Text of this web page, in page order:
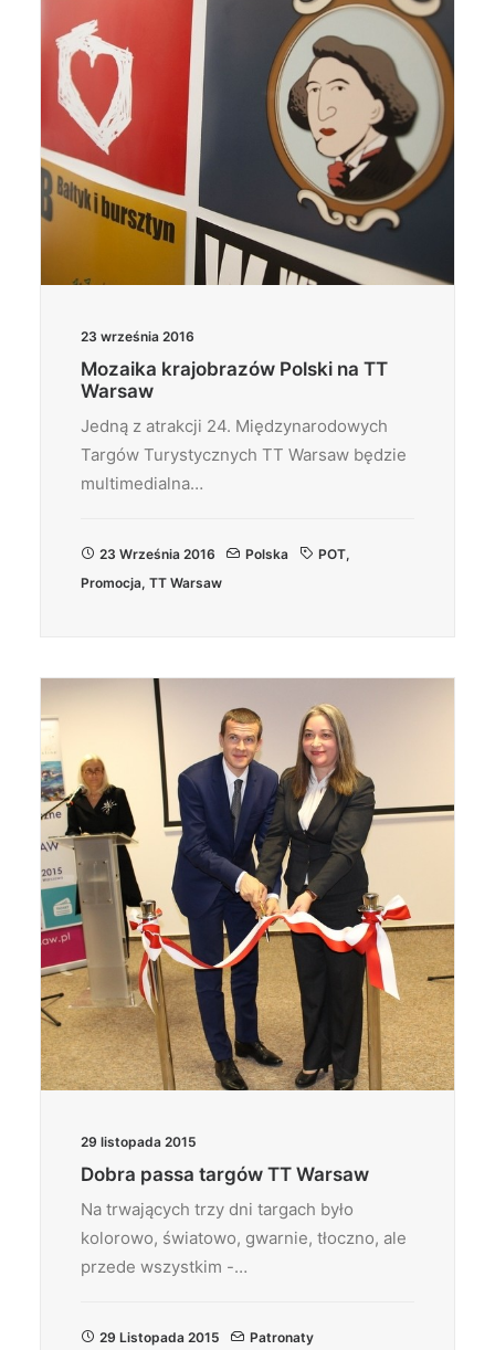
23 września 2016
Mozaika krajobrazów Polski na TT
Warsaw
Jedną z atrakcji 24. Międzynarodowych
Targów Turystycznych TT Warsaw będzie
multimedialna…
23 Września 2016 Polska POT,
Promocja, TT Warsaw
29 listopada 2015
Dobra passa targów TT Warsaw
Na trwających trzy dni targach było
kolorowo, światowo, gwarnie, tłoczno, ale
przede wszystkim -…
29 Listopada 2015
Patronaty